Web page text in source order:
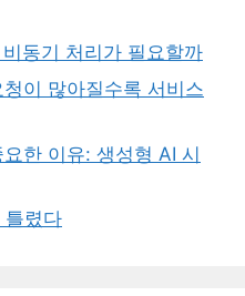
동기 처리가 필요할까
이 많아질수록 서비스
한 이유: 생성형 AI 시
틀렸다